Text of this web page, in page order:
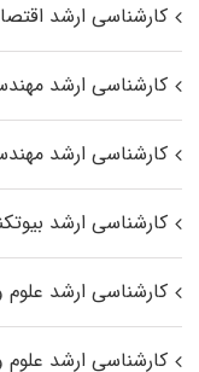
کارشناسی ارشد
کارشناسی ارشد
کارشناسی ارشد
کارشناسی ارشد
کارشناسی ارشد
کارشناسی ارشد